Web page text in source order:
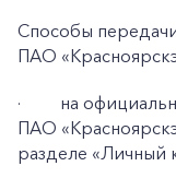
Заказать
Способы
ПАО
·
на
ПАО
разделе «Личный